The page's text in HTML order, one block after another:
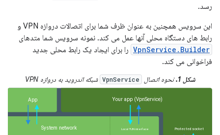
رسد.
این سرویس همچنین به عنوان ظرف شما برای اتصالات دروازه VPN و
رابط های دستگاه محلی آنها عمل می کند. نمونه سرویس شما متدهای
VpnService.Builder را برای ایجاد یک رابط محلی جدید
فراخوانی می کند.
شکل 1. نحوه اتصال VpnService شبکه اندروید به دروازه VPN